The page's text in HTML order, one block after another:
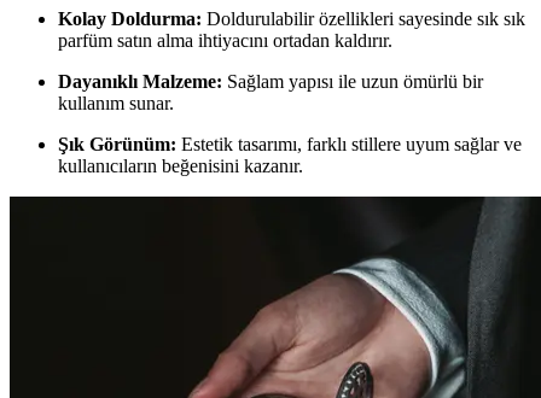
Kolay Doldurma: Doldurulabilir özellikleri sayesinde sık sık
parfüm satın alma ihtiyacını ortadan kaldırır.
Dayanıklı Malzeme: Sağlam yapısı ile uzun ömürlü bir
kullanım sunar.
Şık Görünüm: Estetik tasarımı, farklı stillere uyum sağlar ve
kullanıcıların beğenisini kazanır.